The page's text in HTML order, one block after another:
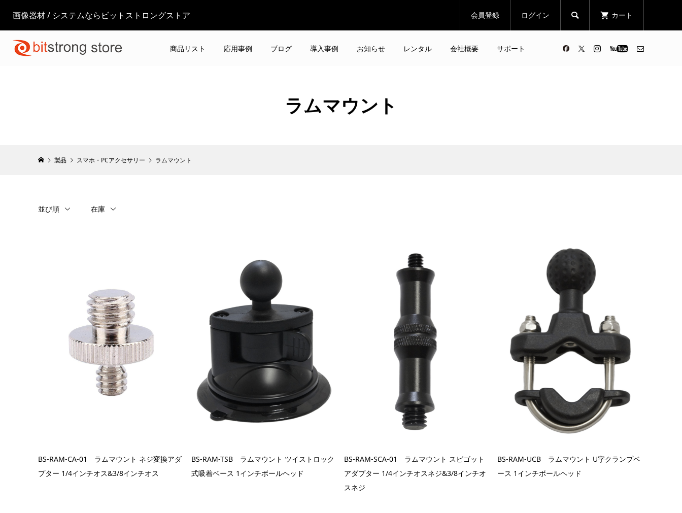
画像器材 / システムならビットストロングストア 会員登録 ログイン  カート
商品リスト 応用事例 ブログ 導入事例 お知らせ レンタル 会社概要 サポート
ラムマウント
製品 スマホ・PCアクセサリー ラムマウント
並び順 在庫
BS-RAM-CA-01 ラムマウント ネジ変換アダ
プター 1/4インチオス&3/8インチオス
BS-RAM-TSB ラムマウント ツイストロック
式吸着ベース 1インチボールヘッド
BS-RAM-SCA-01 ラムマウント スピゴット
アダプター 1/4インチオスネジ&3/8インチオ
スネジ
BS-RAM-UCB ラムマウント U字クランプベ
ース 1インチボールヘッド